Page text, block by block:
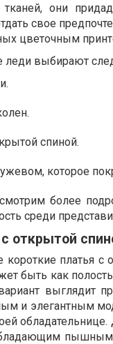
тканей, они
свое
цветочным
леди выбирают
спиной.
которое
более
среди
открытой
короткие платья с
быть как
выглядит
и элегантным
пышными